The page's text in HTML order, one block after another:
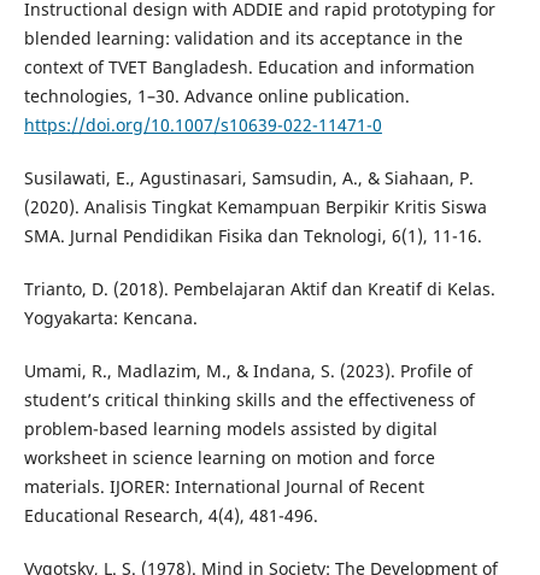
Instructional design with ADDIE and rapid prototyping for
blended learning: validation and its acceptance in the
context of TVET Bangladesh. Education and information
technologies, 1–30. Advance online publication.
https://doi.org/10.1007/s10639-022-11471-0
Susilawati, E., Agustinasari, Samsudin, A., & Siahaan, P.
(2020). Analisis Tingkat Kemampuan Berpikir Kritis Siswa
SMA. Jurnal Pendidikan Fisika dan Teknologi, 6(1), 11-16.
Trianto, D. (2018). Pembelajaran Aktif dan Kreatif di Kelas.
Yogyakarta: Kencana.
Umami, R., Madlazim, M., & Indana, S. (2023). Profile of
student’s critical thinking skills and the effectiveness of
problem-based learning models assisted by digital
worksheet in science learning on motion and force
materials. IJORER: International Journal of Recent
Educational Research, 4(4), 481-496.
Vygotsky, L. S. (1978). Mind in Society: The Development of